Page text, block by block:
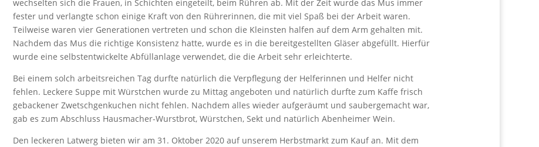
wechselten sich die Frauen, in Schichten eingeteilt, beim Rühren ab. Mit der Zeit wurde das Mus immer
fester und verlangte schon einige Kraft von den Rührerinnen, die mit viel Spaß bei der Arbeit waren.
Teilweise waren vier Generationen vertreten und schon die Kleinsten halfen auf dem Arm gehalten mit.
Nachdem das Mus die richtige Konsistenz hatte, wurde es in die bereitgestellten Gläser abgefüllt. Hierfür
wurde eine selbstentwickelte Abfüllanlage verwendet, die die Arbeit sehr erleichterte.
Bei einem solch arbeitsreichen Tag durfte natürlich die Verpflegung der Helferinnen und Helfer nicht
fehlen. Leckere Suppe mit Würstchen wurde zu Mittag angeboten und natürlich durfte zum Kaffe frisch
gebackener Zwetschgenkuchen nicht fehlen. Nachdem alles wieder aufgeräumt und saubergemacht war,
gab es zum Abschluss Hausmacher-Wurstbrot, Würstchen, Sekt und natürlich Abenheimer Wein.
Den leckeren Latwerg bieten wir am 31. Oktober 2020 auf unserem Herbstmarkt zum Kauf an. Mit dem